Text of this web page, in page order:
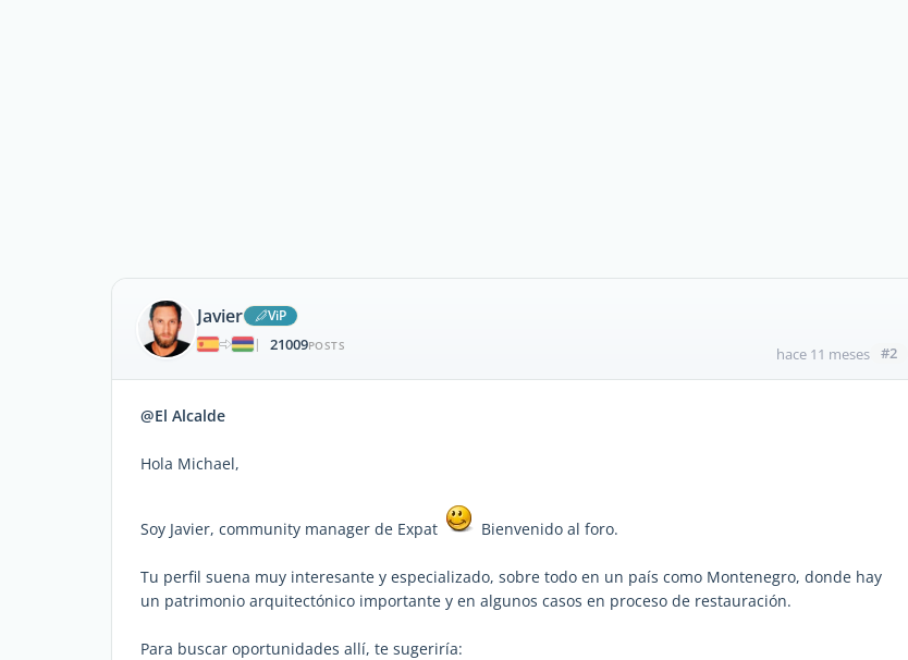
Javier
ViP
|
21009POSTS hace 11 meses #2
@El Alcalde
Hola Michael,
Soy Javier, community manager de Expat Bienvenido al foro.
Tu perfil suena muy interesante y especializado, sobre todo en un país como Montenegro, donde hay
un patrimonio arquitectónico importante y en algunos casos en proceso de restauración.
Para buscar oportunidades allí, te sugeriría: